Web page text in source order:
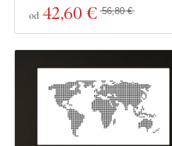
od 42,60 € 56,80 €